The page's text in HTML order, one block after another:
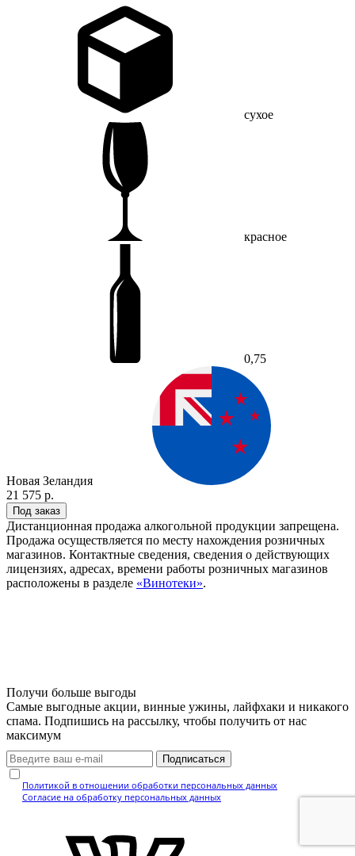
сухое
красное
0,75
Новая Зеландия
21 575 р.
Под заказ
Дистанционная продажа алкогольной продукции запрещена.
Продажа осуществляется по месту нахождения розничных
магазинов. Контактные сведения, сведения о действующих
лицензиях, адресах, времени работы розничных магазинов
расположены в разделе «Винотеки».
Получи больше выгоды
Самые выгодные акции, винные ужины, лайфхаки и никакого
спама. Подпишись на рассылку, чтобы получить от нас
максимум
Подписаться
Политикой в отношении обработки персональных данных
Согласие на обработку персональных данных